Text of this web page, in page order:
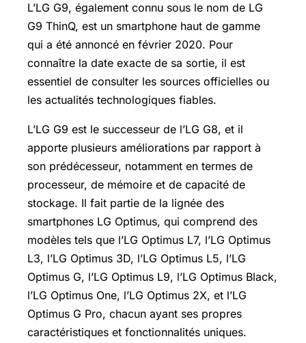
L’LG G9, également connu sous le nom de LG
G9 ThinQ, est un smartphone haut de gamme
qui a été annoncé en février 2020. Pour
connaître la date exacte de sa sortie, il est
essentiel de consulter les sources officielles ou
les actualités technologiques fiables.
L’LG G9 est le successeur de l’LG G8, et il
apporte plusieurs améliorations par rapport à
son prédécesseur, notamment en termes de
processeur, de mémoire et de capacité de
stockage. Il fait partie de la lignée des
smartphones LG Optimus, qui comprend des
modèles tels que l’LG Optimus L7, l’LG Optimus
L3, l’LG Optimus 3D, l’LG Optimus L5, l’LG
Optimus G, l’LG Optimus L9, l’LG Optimus Black,
l’LG Optimus One, l’LG Optimus 2X, et l’LG
Optimus G Pro, chacun ayant ses propres
caractéristiques et fonctionnalités uniques.